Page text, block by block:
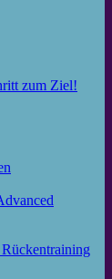
zum Ziel!